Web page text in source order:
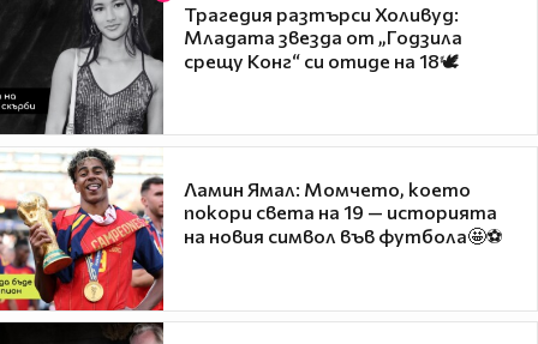
Трагедия разтърси Холивуд:
Младата звезда от „Годзила
срещу Конг“ си отиде на 18🕊️
Ламин Ямал: Момчето, което
покори света на 19 — историята
на новия символ във футбола🤩⚽